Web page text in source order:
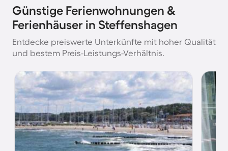
Günstige Ferienwohnungen &
Ferienhäuser in Steffenshagen
Entdecke preiswerte Unterkünfte mit hoher Qualität
und bestem Preis-Leistungs-Verhältnis.